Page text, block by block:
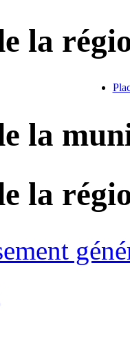
la
la
la